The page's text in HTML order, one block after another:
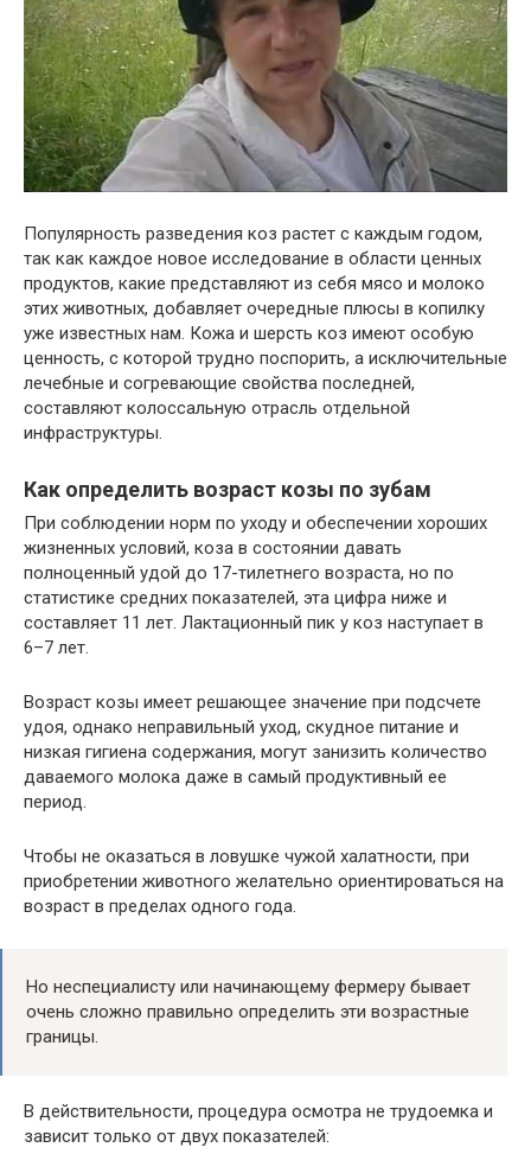
Популярность разведения коз растет с каждым годом,
так как каждое новое исследование в области ценных
продуктов, какие представляют из себя мясо и молоко
этих животных, добавляет очередные плюсы в копилку
уже известных нам. Кожа и шерсть коз имеют особую
ценность, с которой трудно поспорить, а исключительные
лечебные и согревающие свойства последней,
составляют колоссальную отрасль отдельной
инфраструктуры.
Как определить возраст козы по зубам
При соблюдении норм по уходу и обеспечении хороших
жизненных условий, коза в состоянии давать
полноценный удой до 17-тилетнего возраста, но по
статистике средних показателей, эта цифра ниже и
составляет 11 лет. Лактационный пик у коз наступает в
6–7 лет.
Возраст козы имеет решающее значение при подсчете
удоя, однако неправильный уход, скудное питание и
низкая гигиена содержания, могут занизить количество
даваемого молока даже в самый продуктивный ее
период.
Чтобы не оказаться в ловушке чужой халатности, при
приобретении животного желательно ориентироваться на
возраст в пределах одного года.
Но неспециалисту или начинающему фермеру бывает
очень сложно правильно определить эти возрастные
границы.
В действительности, процедура осмотра не трудоемка и
зависит только от двух показателей: